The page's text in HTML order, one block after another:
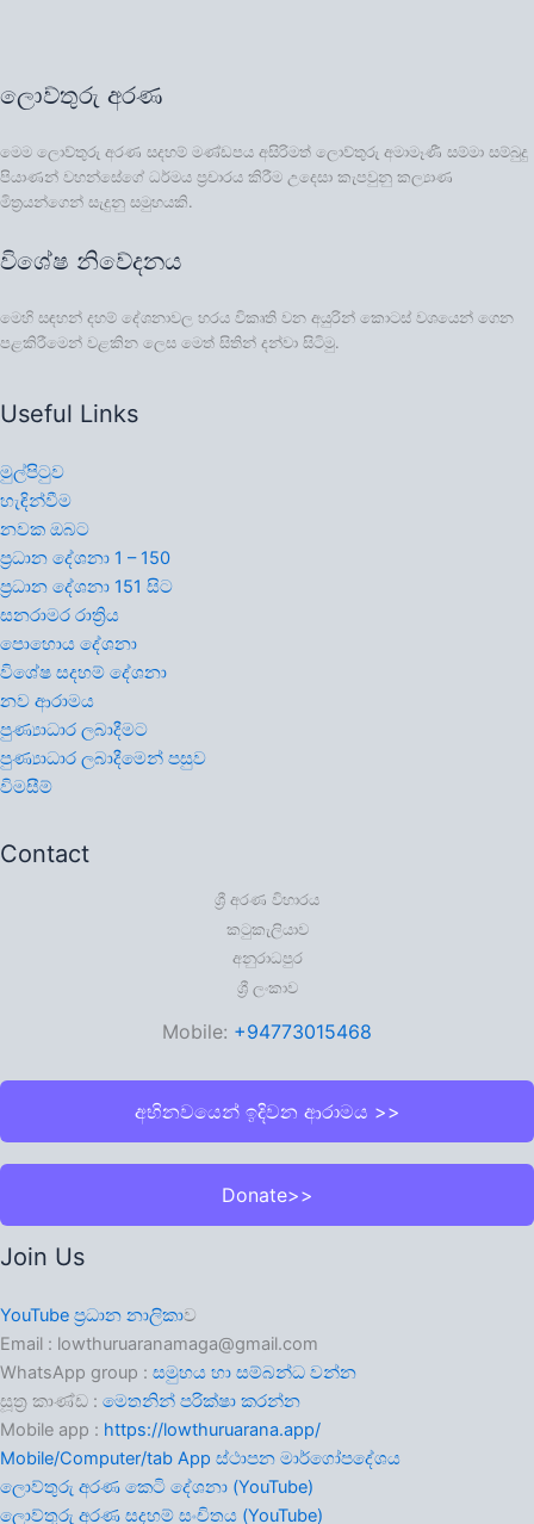
ලොව්තුරු අරණ
මෙම ලොව්තුරු අරණ සදහම් මණ්ඩපය අසිරිමත් ලොව්තුරු අමාමෑණී සම්මා සම්බුදු
පියාණන් වහන්සේගේ ධර්මය ප්‍රචාරය කිරීම උදෙසා කැපවුනු කල්‍යාණ
මිත්‍රයන්ගෙන් සැදුනු සමුහයකි.
විශේෂ නිවේදනය
මෙහි සඳහන් දහම් දේශනාවල හරය විකෘති වන අයුරින් කොටස් වශයෙන් ගෙන
පළකිරීමෙන් වළකින ලෙස මෙත් සිතින් දන්වා සිටිමු.
Useful Links
මුල්පිටුව
හැඳින්වීම
නවක ඔබට
ප්‍රධාන දේශනා 1 – 150
ප්‍රධාන දේශනා 151 සිට
සනරාමර රාත්‍රිය
පොහොය දේශනා
විශේෂ සදහම් දේශනා
නව ආරාමය
පුණ්‍යාධාර ලබාදීමට
පුණ්‍යාධාර ලබාදීමෙන් පසුව
විමසීම්
Contact
ශ්‍රී අරණ විහාරය
කටුකැලියාව
අනුරාධපුර
ශ්‍රී ලංකාව
Mobile: +94773015468
අභිනවයෙන් ඉදිවන ආරාමය >>
Donate>>
Join Us
YouTube ප්‍රධාන නාලිකාව
Email : lowthuruaranamaga@gmail.com
WhatsApp group : සමුහය හා සම්බන්ධ වන්න
සූත්‍ර කාණ්ඩ : මෙතනින් පරික්ෂා කරන්න
Mobile app : https://lowthuruarana.app/
Mobile/Computer/tab App ස්ථාපන මාර්ගෝපදේශය
ලොව්තුරු අරණ කෙටි දේශනා (YouTube)
ලොව්තුරු අරණ සදහම් සංචිතය (YouTube)